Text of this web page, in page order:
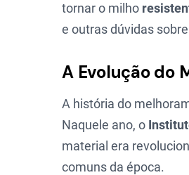
tornar o milho
e outras dúvidas
A Evolução do
A história do
Naquele ano, o
material era
comuns da época.